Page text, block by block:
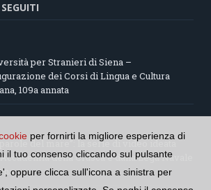
per Stranieri di Siena –
dei Corsi di Lingua e Cultura
109a annata
parole del mare”: la serie di video ideata
della Crusca e dalla Lega Navale
per fornirti la migliore esperienza di
il tuo consenso cliccando sul pulsante
oppure clicca sull'icona a sinistra per